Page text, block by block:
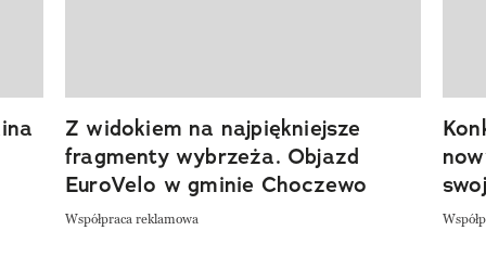
Z widokiem na najpiękniejsze
fragmenty wybrzeża. Objazd
EuroVelo w gminie Choczewo
Współpraca reklamowa